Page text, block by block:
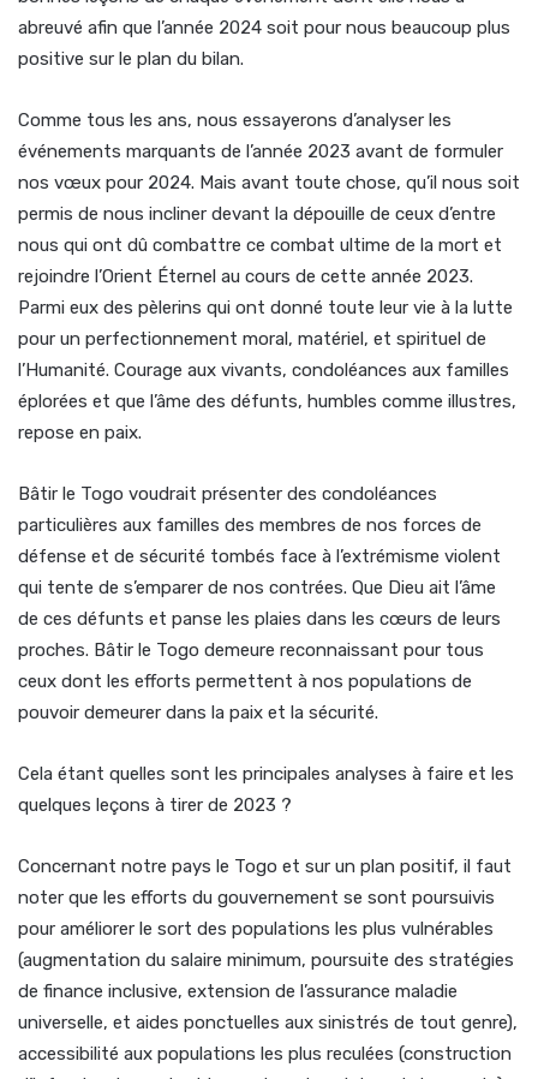
abreuvé afin que l’année 2024 soit pour nous beaucoup plus
positive sur le plan du bilan.
Comme tous les ans, nous essayerons d’analyser les
événements marquants de l’année 2023 avant de formuler
nos vœux pour 2024. Mais avant toute chose, qu’il nous soit
permis de nous incliner devant la dépouille de ceux d’entre
nous qui ont dû combattre ce combat ultime de la mort et
rejoindre l’Orient Éternel au cours de cette année 2023.
Parmi eux des pèlerins qui ont donné toute leur vie à la lutte
pour un perfectionnement moral, matériel, et spirituel de
l’Humanité. Courage aux vivants, condoléances aux familles
éplorées et que l’âme des défunts, humbles comme illustres,
repose en paix.
Bâtir le Togo voudrait présenter des condoléances
particulières aux familles des membres de nos forces de
défense et de sécurité tombés face à l’extrémisme violent
qui tente de s’emparer de nos contrées. Que Dieu ait l’âme
de ces défunts et panse les plaies dans les cœurs de leurs
proches. Bâtir le Togo demeure reconnaissant pour tous
ceux dont les efforts permettent à nos populations de
pouvoir demeurer dans la paix et la sécurité.
Cela étant quelles sont les principales analyses à faire et les
quelques leçons à tirer de 2023 ?
Concernant notre pays le Togo et sur un plan positif, il faut
noter que les efforts du gouvernement se sont poursuivis
pour améliorer le sort des populations les plus vulnérables
(augmentation du salaire minimum, poursuite des stratégies
de finance inclusive, extension de l’assurance maladie
universelle, et aides ponctuelles aux sinistrés de tout genre),
accessibilité aux populations les plus reculées (construction